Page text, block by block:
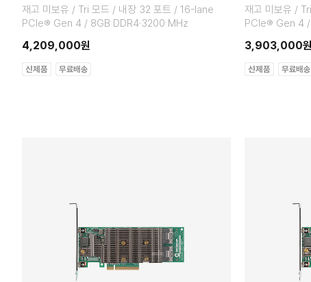
재고 미보유 / Tri 모드 / 내장 32 포트 / 16-lane
PCIe® Gen 4 / 8GB DDR4·3200 MHz
4,209,000원
재고 미보유 /
PCIe® Gen 4
3,903,000원